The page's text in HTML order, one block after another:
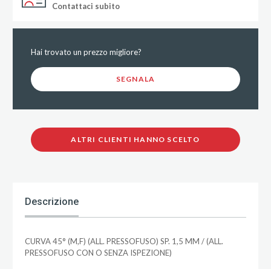
Contattaci subito
Hai trovato un prezzo migliore?
SEGNALA
ALTRI CLIENTI HANNO SCELTO
Descrizione
CURVA 45° (M,F) (ALL. PRESSOFUSO) SP. 1,5 MM / (ALL.
PRESSOFUSO CON O SENZA ISPEZIONE)